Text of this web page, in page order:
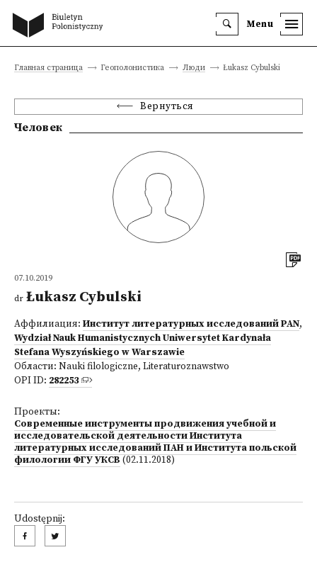
Menu
Главная страница Геополонистика Люди Łukasz Cybulski
Вернуться
Человек
07.10.2019
dr Łukasz Cybulski
Аффилиация: Институт литературных исследований PAN,
Wydział Nauk Humanistycznych Uniwersytet Kardynała
Stefana Wyszyńskiego w Warszawie
Области: Nauki filologiczne, Literaturoznawstwo
OPI ID: 282253
Проекты:
Современные инструменты продвижения учебной и
исследовательской деятельности Института
литературных исследований ПАН и Института польской
филологии ФГУ УКСВ (02.11.2018)
Udostępnij: